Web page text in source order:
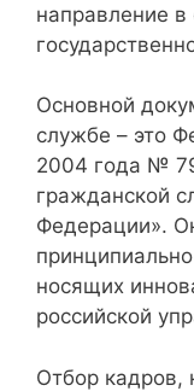
направление в
Основной
службе – это
2004 года №
гражданской
Федерации».
носящих
российской
Отбор кадров,